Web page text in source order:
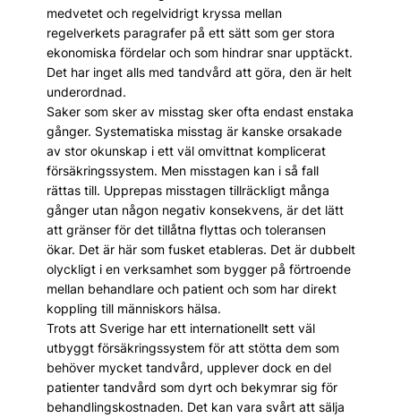
medvetet och regelvidrigt kryssa mellan
regelverkets paragrafer på ett sätt som ger stora
ekonomiska fördelar och som hindrar snar upptäckt.
Det har ­inget alls med tandvård att göra, den är helt
under­ordnad.
Saker som sker av misstag sker ofta endast enstaka
gånger. Systematiska misstag är kanske orsakade
av stor okunskap i ett väl omvittnat komplicerat
försäkringssystem. Men misstagen kan i så fall
rättas till. Upprepas misstagen tillräckligt många
gånger utan någon negativ konsekvens, är det lätt
att gränser för det tillåtna flyttas och toleransen
ökar. Det är här som fusket etableras. Det är dubbelt
olyckligt i en verksamhet som bygger på förtroende
mellan behandlare och patient och som har direkt
koppling till människors hälsa.
Trots att Sverige har ett internationellt sett väl
utbyggt försäkringssystem för att stötta dem som
behöver mycket tandvård, upplever dock en del
patienter tandvård som dyrt och bekymrar sig för
behandlingskostnaden. Det kan vara svårt att sälja